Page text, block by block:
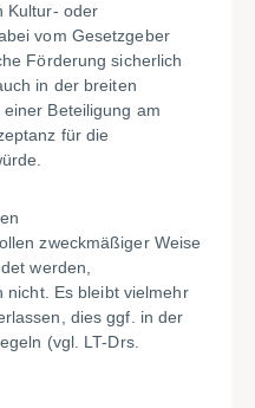
Kultur- oder
vom Gesetzgeber
Förderung sicherlich
in der breiten
Beteiligung am
für die
zweckmäßiger Weise
werden,
nicht. Es bleibt vielmehr
dies ggf. in der
(vgl. LT-Drs.